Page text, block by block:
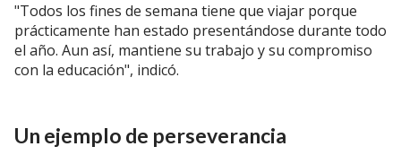
"Todos los fines de semana tiene que viajar porque
prácticamente han estado presentándose durante todo
el año. Aun así, mantiene su trabajo y su compromiso
con la educación", indicó.
Un ejemplo de perseverancia